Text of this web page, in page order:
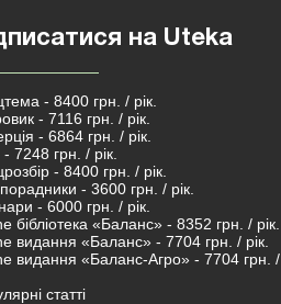
на Uteka
- 8400 грн. / рік.
- 7116 грн. / рік.
- 6864 грн. / рік.
7248 грн. / рік.
- 8400 грн. / рік.
- 3600 грн. / рік.
- 6000 грн. / рік.
бібліотека «Баланс» - 8352 грн. / рік.
видання «Баланс» - 7704 грн. / рік.
видання «Баланс-Агро» - 7704 грн. /
статті